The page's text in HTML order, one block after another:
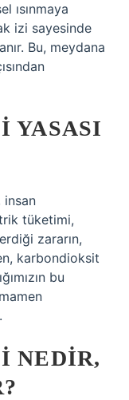
ısınmaya
izi sayesinde
Bu, meydana
YASASI
insan
tüketimi,
zararın,
karbondioksit
bu
NEDIR,